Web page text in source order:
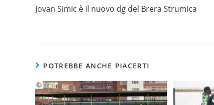
Jovan Simic è il nuovo dg del Brera Strumica
POTREBBE ANCHE PIACERTI